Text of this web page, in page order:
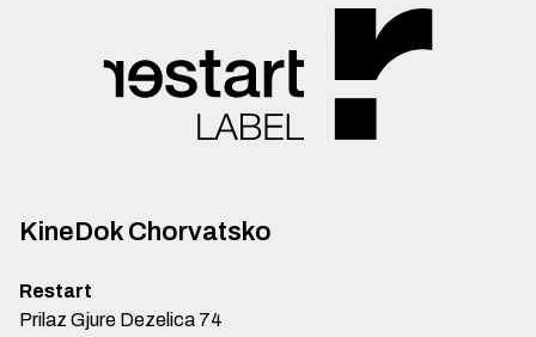
KineDok Chorvatsko
Restart
Prilaz Gjure Dezelica 74